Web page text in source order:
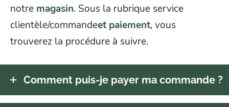
notre magasin. Sous la rubrique service
clientèle/commandeet paiement, vous
trouverez la procédure à suivre.
Comment puis-je payer ma commande ?